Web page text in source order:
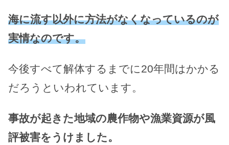
海に流す以外に方法がなくなっているのが
実情なのです。
今後すべて解体するまでに20年間はかかる
だろうといわれています。
事故が起きた地域の農作物や漁業資源が風
評被害をうけました。